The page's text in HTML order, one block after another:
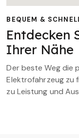
BEQUEM &
Entdecken
Ihrer Nähe
Der beste Weg die
Elektrofahrzeug zu
zu Leistung und